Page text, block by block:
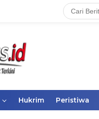
Hukrim Peristiwa